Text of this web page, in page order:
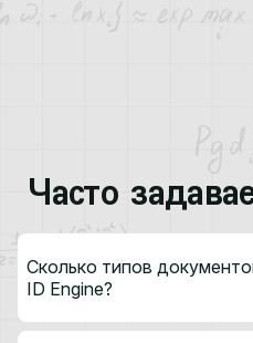
Часто
Сколько типов
ID Engine?